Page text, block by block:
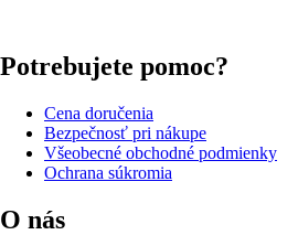
Potrebujete pomoc?
Cena doručenia
Bezpečnosť pri nákupe
Všeobecné obchodné podmienky
Ochrana súkromia
O nás